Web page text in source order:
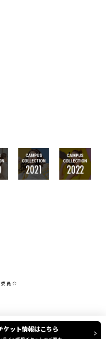
ケット情報はこちら
員会